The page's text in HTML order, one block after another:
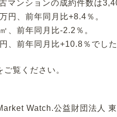
マンションの成約件数は
円、前年同月比+8.4％。
、前年同月比-2.2％。
、前年同月比+10.8％でした
ご覧ください。
Watch.公益財団法人